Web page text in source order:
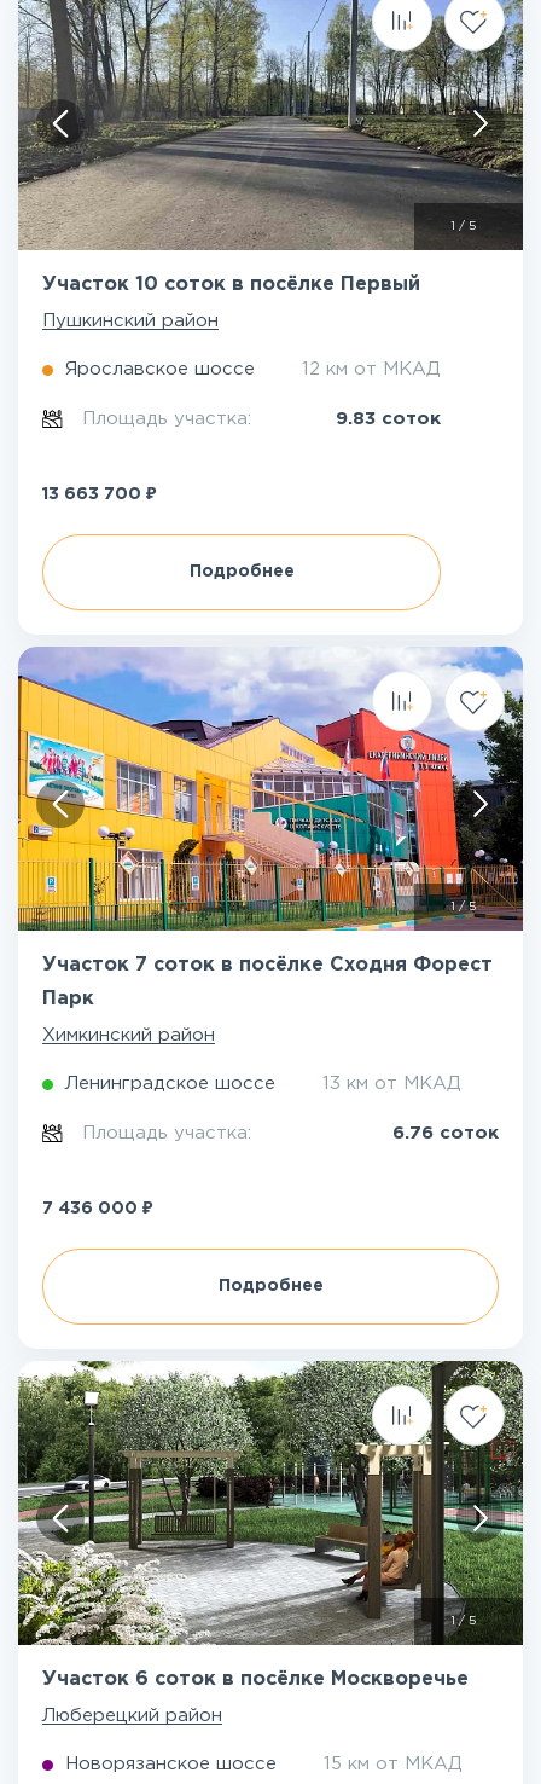
/ 5
Участок 10 соток в посёлке Первый
Пушкинский район
Ярославское шоссе 12 км от МКАД
Площадь участка: 9.83 соток
13 663 700 ₽
Подробнее
1 /5
Участок 7 соток в посёлке Сходня Форест
Парк
Химкинский район
Ленинградское шоссе 13 км от МКАД
Площадь участка: 6.76 соток
7 436 000 ₽
Подробнее
1 / 5
Участок 6 соток в посёлке Москворечье
Люберецкий район
Новорязанское шоссе 15 км от МКАД